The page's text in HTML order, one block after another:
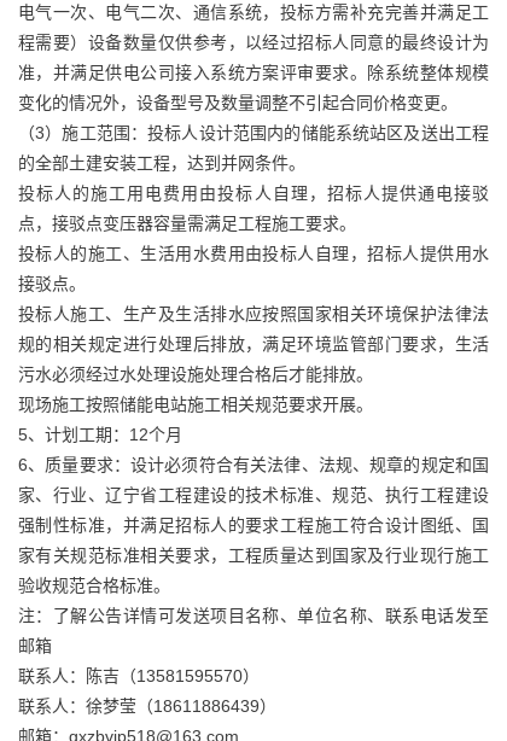
电气一次、电气二次、通信系统，投标方需补充完善并满足工
程需要）设备数量仅供参考，以经过招标人同意的最终设计为
准，并满足供电公司接入系统方案评审要求。除系统整体规模
变化的情况外，设备型号及数量调整不引起合同价格变更。
（3）施工范围：投标人设计范围内的储能系统站区及送出工程
的全部土建安装工程，达到并网条件。
投标人的施工用电费用由投标人自理，招标人提供通电接驳
点，接驳点变压器容量需满足工程施工要求。
投标人的施工、生活用水费用由投标人自理，招标人提供用水
接驳点。
投标人施工、生产及生活排水应按照国家相关环境保护法律法
规的相关规定进行处理后排放，满足环境监管部门要求，生活
污水必须经过水处理设施处理合格后才能排放。
现场施工按照储能电站施工相关规范要求开展。
5、计划工期：12个月
6、质量要求：设计必须符合有关法律、法规、规章的规定和国
家、行业、辽宁省工程建设的技术标准、规范、执行工程建设
强制性标准，并满足招标人的要求工程施工符合设计图纸、国
家有关规范标准相关要求，工程质量达到国家及行业现行施工
验收规范合格标准。
注：了解公告详情可发送项目名称、单位名称、联系电话发至
邮箱
联系人：陈吉（13581595570）
联系人：徐梦莹（18611886439）
邮箱：gxzbvip518@163.com